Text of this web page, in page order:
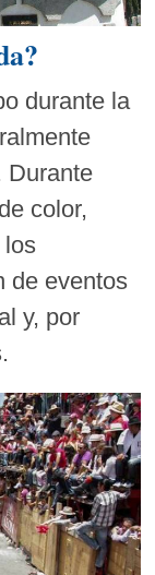
durante la
Durante
color,
los
de eventos
y, por